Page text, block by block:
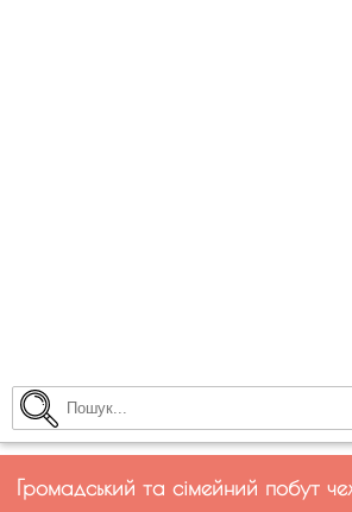
Громадський та сімейний побут